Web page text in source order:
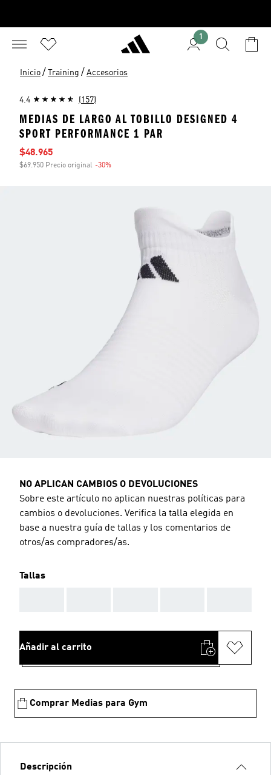
1
Inicio / Training / Accesorios
4.4 (157)
MEDIAS DE LARGO AL TOBILLO DESIGNED 4
SPORT PERFORMANCE 1 PAR
Precio de venta
$48.965
$69.950 Precio original -30%
NO APLICAN CAMBIOS O DEVOLUCIONES
Sobre este artículo no aplican nuestras políticas para
cambios o devoluciones. Verifica la talla elegida en
base a nuestra guía de tallas y los comentarios de
otros/as compradores/as.
Tallas
Añadir al carrito
Comprar Medias para Gym
Descripción